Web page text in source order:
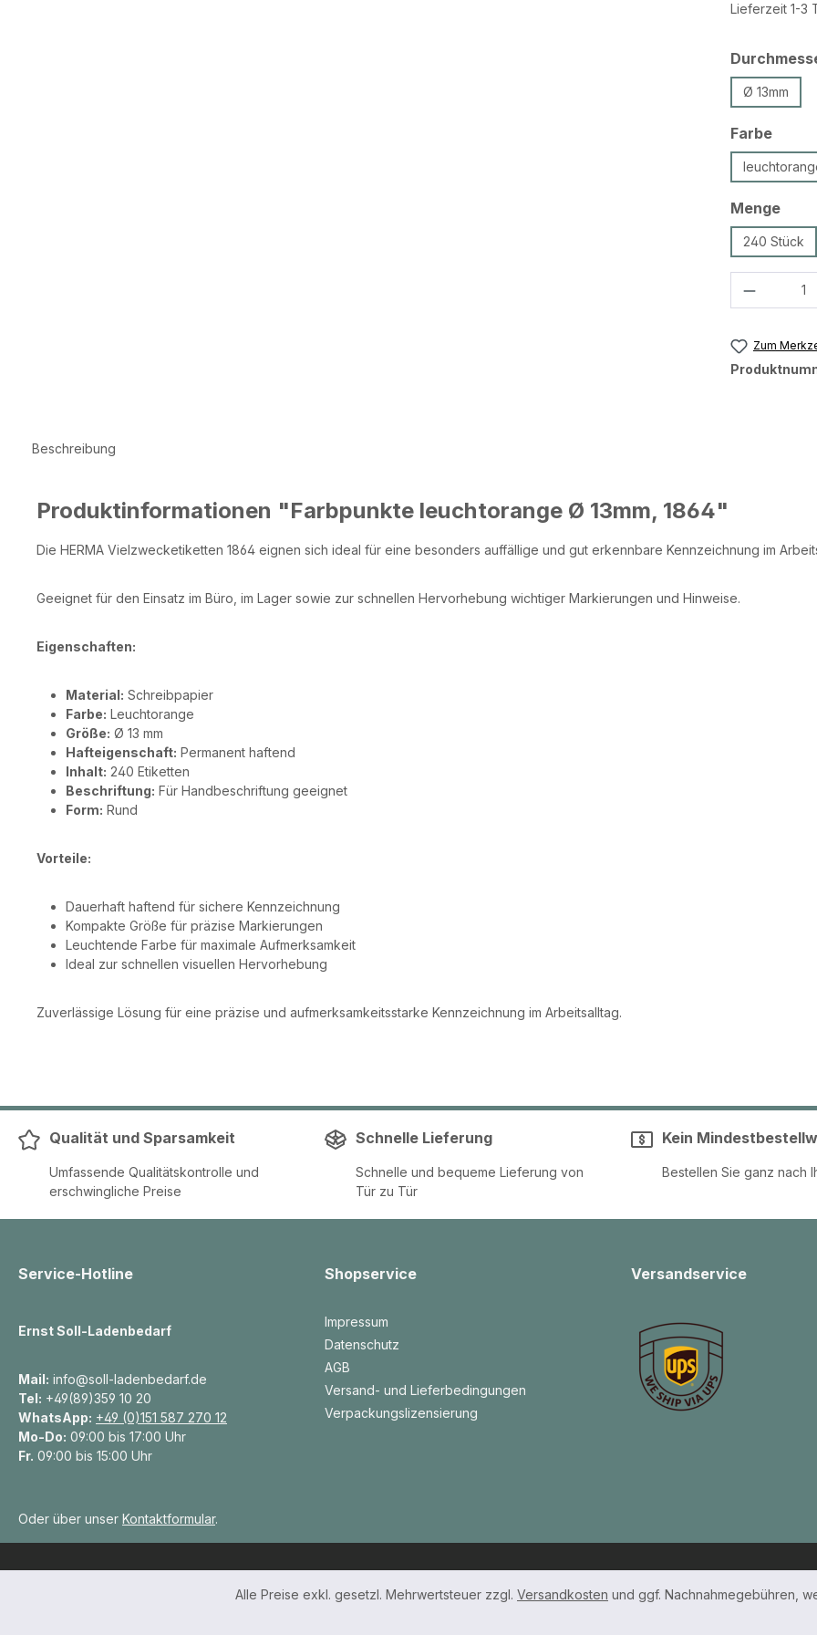
Lieferzeit 1-3
Ø 13mm
Farbe
Menge
240 Stück
Zum
Beschreibung
Produktinformationen "Farbpunkte leuchtorange Ø 13mm, 1864"
Die HERMA Vielzwecketiketten 1864 eignen sich ideal für eine besonders auffällige und gut erkennbare Kennzeichnung im
Geeignet für den Einsatz im Büro, im Lager sowie zur schnellen Hervorhebung wichtiger Markierungen und Hinweise.
Eigenschaften:
Material: Schreibpapier
Farbe: Leuchtorange
Größe: Ø 13 mm
Hafteigenschaft: Permanent haftend
Inhalt: 240 Etiketten
Beschriftung: Für Handbeschriftung geeignet
Form: Rund
Vorteile:
Dauerhaft haftend für sichere Kennzeichnung
Kompakte Größe für präzise Markierungen
Leuchtende Farbe für maximale Aufmerksamkeit
Ideal zur schnellen visuellen Hervorhebung
Zuverlässige Lösung für eine präzise und aufmerksamkeitsstarke Kennzeichnung im Arbeitsalltag.
Qualität und Sparsamkeit
Umfassende Qualitätskontrolle und
erschwingliche Preise
Schnelle Lieferung
Schnelle und bequeme Lieferung von
Tür zu Tür
Kein
Bestellen Sie ganz nach
Service-Hotline
Ernst Soll-Ladenbedarf
Mail: info@soll-ladenbedarf.de
Tel: +49(89)359 10 20
WhatsApp: +49 (0)151 587 270 12
Mo-Do: 09:00 bis 17:00 Uhr
Fr. 09:00 bis 15:00 Uhr
Oder über unser Kontaktformular.
Shopservice
Impressum
Datenschutz
AGB
Versand- und Lieferbedingungen
Verpackungslizensierung
Versandservice
Alle Preise exkl. gesetzl. Mehrwertsteuer zzgl. Versandkosten und ggf. Nachnahmegebühren,